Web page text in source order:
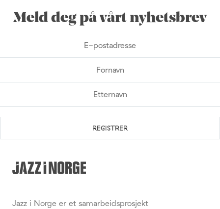
Meld deg på vårt nyhetsbrev
Jazz i Norge er et samarbeidsprosjekt